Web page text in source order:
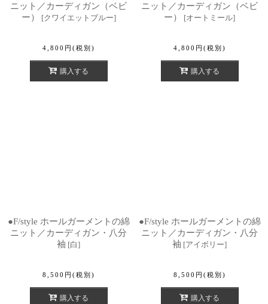
ニット／カーディガン（ベビ
ー）
[クワイエットブルー]
4,800 円 (税別)
購入する
ニット／カーディガン（ベビ
ー）
[オートミール]
4,800 円 (税別)
購入する
●F/style ホールガーメントの綿
ニット／カーディガン・八分
袖 [白]
8,500 円 (税別)
購入する
●F/style ホールガーメントの綿
ニット／カーディガン・八分
袖 [アイボリー]
8,500 円 (税別)
購入する